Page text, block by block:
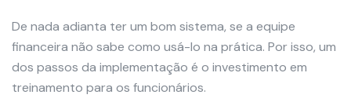
De nada adianta ter um bom sistema, se a equipe
financeira não sabe como usá-lo na prática. Por isso, um
dos passos da implementação é o investimento em
treinamento para os funcionários.